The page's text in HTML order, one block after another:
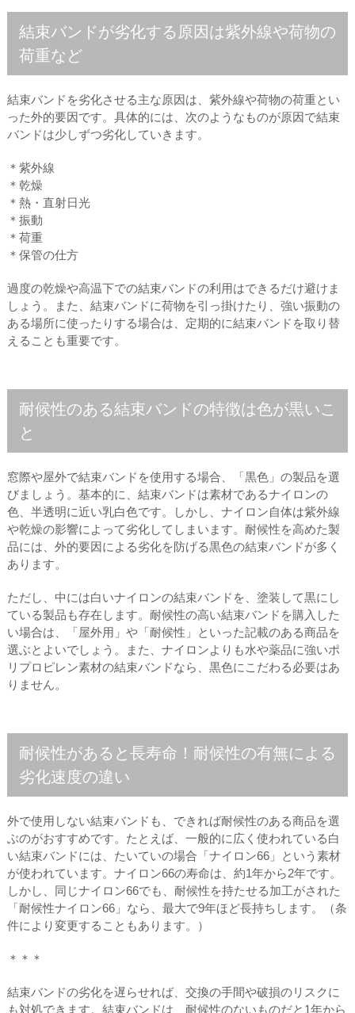
結束バンドが劣化する原因は紫外線や荷物の
荷重など
結束バンドを劣化させる主な原因は、紫外線や荷物の荷重とい
った外的要因です。具体的には、次のようなものが原因で結束
バンドは少しずつ劣化していきます。
＊紫外線
＊乾燥
＊熱・直射日光
＊振動
＊荷重
＊保管の仕方
過度の乾燥や高温下での結束バンドの利用はできるだけ避けま
しょう。また、結束バンドに荷物を引っ掛けたり、強い振動の
ある場所に使ったりする場合は、定期的に結束バンドを取り替
えることも重要です。
耐候性のある結束バンドの特徴は色が黒いこ
と
窓際や屋外で結束バンドを使用する場合、「黒色」の製品を選
びましょう。基本的に、結束バンドは素材であるナイロンの
色、半透明に近い乳白色です。しかし、ナイロン自体は紫外線
や乾燥の影響によって劣化してしまいます。耐候性を高めた製
品には、外的要因による劣化を防げる黒色の結束バンドが多く
あります。
ただし、中には白いナイロンの結束バンドを、塗装して黒にし
ている製品も存在します。耐候性の高い結束バンドを購入した
い場合は、「屋外用」や「耐候性」といった記載のある商品を
選ぶとよいでしょう。また、ナイロンよりも水や薬品に強いポ
リプロピレン素材の結束バンドなら、黒色にこだわる必要はあ
りません。
耐候性があると長寿命！耐候性の有無による
劣化速度の違い
外で使用しない結束バンドも、できれば耐候性のある商品を選
ぶのがおすすめです。たとえば、一般的に広く使われている白
い結束バンドには、たいていの場合「ナイロン66」という素材
が使われています。ナイロン66の寿命は、約1年から2年です。
しかし、同じナイロン66でも、耐候性を持たせる加工がされた
「耐候性ナイロン66」なら、最大で9年ほど長持ちします。（条
件により変更することもあります。）
＊＊＊
結束バンドの劣化を遅らせれば、交換の手間や破損のリスクに
も対処できます。結束バンドは、耐候性のないものだと1年から